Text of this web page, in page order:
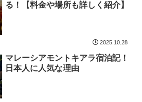
る！【料金や場所も詳しく紹介】
2025.10.28
マレーシアモントキアラ宿泊記！
日本人に人気な理由